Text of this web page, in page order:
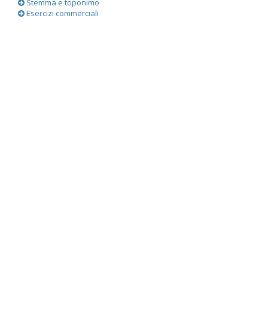
Stemma e toponimo
Esercizi commerciali